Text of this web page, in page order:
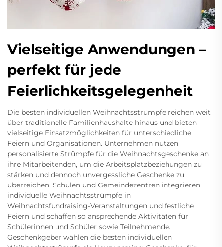
Vielseitige Anwendungen –
perfekt für jede
Feierlichkeitsgelegenheit
Die besten individuellen Weihnachtsstrümpfe reichen weit
über traditionelle Familienhaushalte hinaus und bieten
vielseitige Einsatzmöglichkeiten für unterschiedliche
Feiern und Organisationen. Unternehmen nutzen
personalisierte Strümpfe für die Weihnachtsgeschenke an
ihre Mitarbeitenden, um die Arbeitsplatzbeziehungen zu
stärken und dennoch unvergessliche Geschenke zu
überreichen. Schulen und Gemeindezentren integrieren
individuelle Weihnachtsstrümpfe in
Weihnachtsfundraising-Veranstaltungen und festliche
Feiern und schaffen so ansprechende Aktivitäten für
Schülerinnen und Schüler sowie Teilnehmende.
Geschenkgeber wählen die besten individuellen